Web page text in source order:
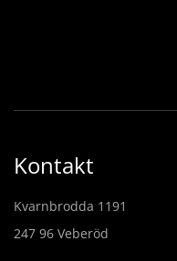
Kontakt
Kvarnbrodda 1191
247 96 Veberöd